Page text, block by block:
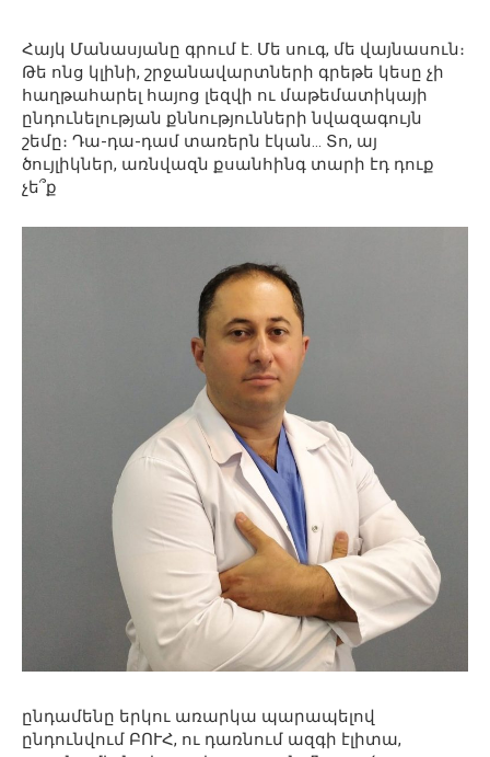
Հայկ Մանասյանը գրում է. Մե սուգ, մե վայնասուն։
Թե ոնց կլինի, շրջանավարտների գրեթե կեսը չի
հաղթահարել հայոց լեզվի ու մաթեմատիկայի
ընդունելության քննությունների նվազագույն
շեմը։ Դա-դա-դամ տառերն էկան… Տո, այ
ծույլիկներ, առնվազն քսանհինգ տարի էդ դուք
չե՞ք
ընդամենը երկու առարկա պարապելով
ընդունվում ԲՈՒՀ, ու դառնում ազգի էլիտա,